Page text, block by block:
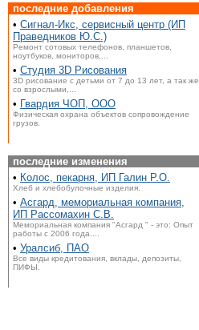
последние добавления
• Сигнал-Икс, сервисный центр (ИП
Праведников Ю.С.)
Ремонт сотовых телефонов, планшетов,
ноутбуков, мониторов,...
• Студия 3D Рисования
3D рисование с детьми от 7 до 13 лет, а так же
со взрослыми,...
• Гвардия ЧОП, ООО
Физическая охрана объектов сопровождение
грузов.
последние изменения
• Колос, пекарня, ИП Галин Р.О.
Хлеб и хлебобулочные изделия.
• Асгард, мемориальная компания,
ИП Рассомахин С.В.
Мемориальная компания "Асгард " - это: Опыт
работы с 2006 года....
• Уралсиб, ПАО
Все виды кредитования, вклады, депозиты,
ПИФЫ.